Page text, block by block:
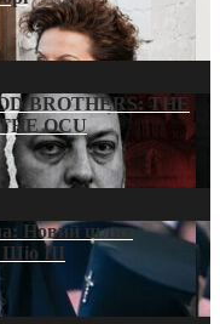
BROTHERS: THE
OCU
Новий шлях
Шіо III